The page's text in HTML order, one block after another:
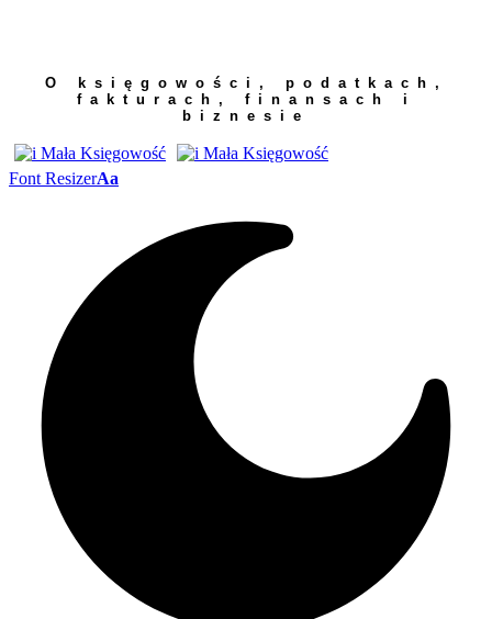
O księgowości, podatkach,
fakturach, finansach i
biznesie
Font ResizerAa